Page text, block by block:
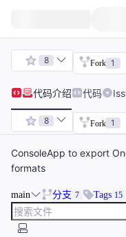
8 Fork 1
代码介绍 代码
8 Fork 1
ConsoleApp to export
formats
main 分支 7 Tags 15